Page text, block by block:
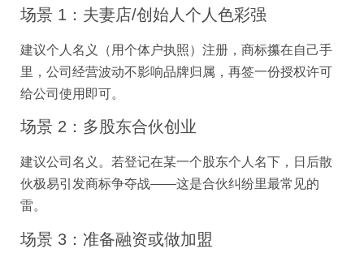
场景 1：夫妻店/创始人个人色彩强
建议个人名义（用个体户执照）注册，商标攥在自己手
里，公司经营波动不影响品牌归属，再签一份授权许可
给公司使用即可。
场景 2：多股东合伙创业
建议公司名义。若登记在某一个股东个人名下，日后散
伙极易引发商标争夺战——这是合伙纠纷里最常见的
雷。
场景 3：准备融资或做加盟